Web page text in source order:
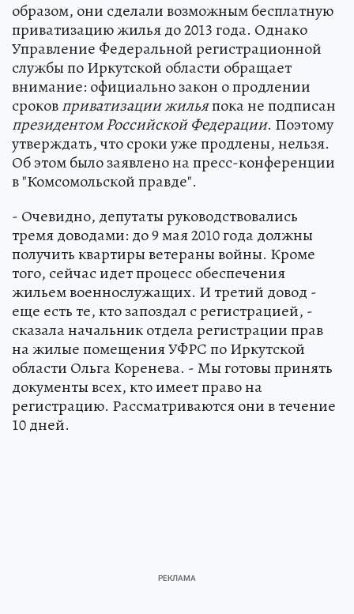
образом, они сделали возможным бесплатную
приватизацию жилья до 2013 года. Однако
Управление Федеральной регистрационной
службы по Иркутской области обращает
внимание: официально закон о продлении
сроковприватизации жильяпока не подписан
президентом Российской Федерации. Поэтому
утверждать, что сроки уже продлены, нельзя.
Об этом было заявлено на пресс-конференции
в "Комсомольской правде".
- Очевидно, депутаты руководствовались
тремя доводами: до 9 мая 2010 года должны
получить квартиры ветераны войны. Кроме
того, сейчас идет процесс обеспечения
жильем военнослужащих. И третий довод -
еще есть те, кто запоздал с регистрацией, -
сказала начальник отдела регистрации прав
на жилые помещения УФРС по Иркутской
области Ольга Коренева. - Мы готовы принять
документы всех, кто имеет право на
регистрацию. Рассматриваются они в течение
10 дней.